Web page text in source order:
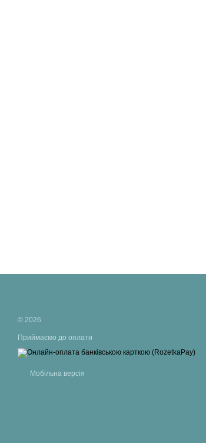
© 2026
Приймаємо до оплати
Мобільна версія